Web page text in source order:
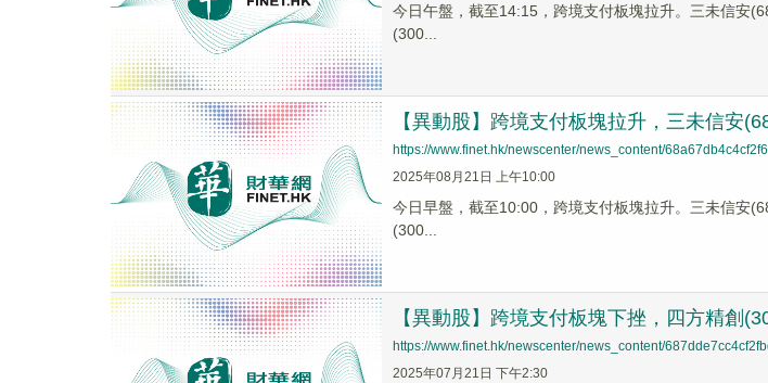
今日午盤，截至14:15，跨境支付板塊拉升。三未信安
(300...
【異動股】跨境支付板塊拉升，三未信安
https://www.finet.hk/newscenter/news_content/
2025年08月21日 上午10:00
今日早盤，截至10:00，跨境支付板塊拉升。三未信安
(300...
【異動股】跨境支付板塊下挫，四方精創
https://www.finet.hk/newscenter/news_content/
2025年07月21日 下午2:30